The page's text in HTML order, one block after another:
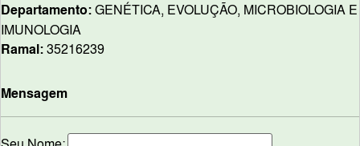
Departamento:GENÉTICA, EVOLUÇÃO, MICROBIOLOGIA E
IMUNOLOGIA
Ramal:35216239
Mensagem